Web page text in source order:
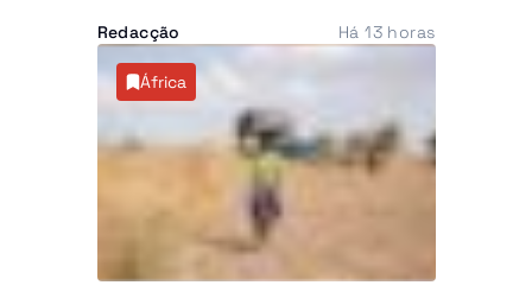
empreitada, iniciada em 2023,
apresenta uma execução física
inferior a 50%, quando já deveria
rondar os 80%. Apesar do cenário, a
governante acredita que a unidade
poderá ser concluída e inaugurada
ainda este ano.
Redacção Há 13 horas
África